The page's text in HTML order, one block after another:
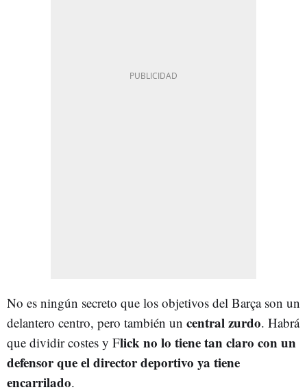
No es ningún secreto que los objetivos del Barça son un
delantero centro, pero también un central zurdo. Habrá
que dividir costes y Flick no lo tiene tan claro con un
defensor que el director deportivo ya tiene
encarrilado.